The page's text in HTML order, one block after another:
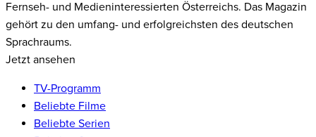
Fernseh- und Medieninteressierten Österreichs. Das Magazin
gehört zu den umfang- und erfolgreichsten des deutschen
Sprachraums.
Jetzt ansehen
TV-Programm
Beliebte Filme
Beliebte Serien